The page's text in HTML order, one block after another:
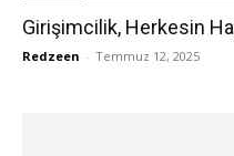
Girişimcilik, Herkesin
Redzeen - Temmuz 12, 2025